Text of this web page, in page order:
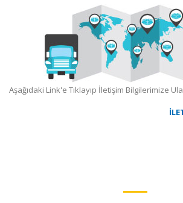
Aşağıdaki Link'e Tıklayıp İletişim Bilgilerimize